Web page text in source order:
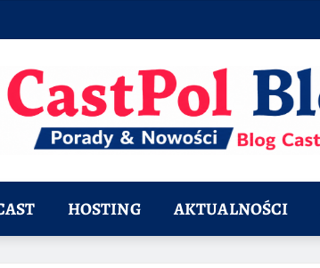
HOSTING AKTUALNOŚCI